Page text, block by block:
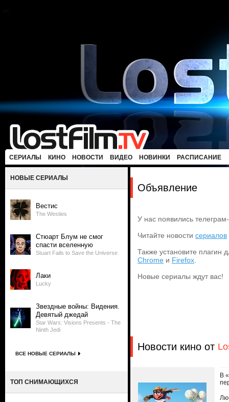
СЕРИАЛЫ КИНО НОВОСТИ ВИДЕО НОВИНКИ РАСПИСАНИЕ
НОВЫЕ СЕРИАЛЫ
Вестис
The Westies
Стюарт Блум не смог
спасти вселенную
Stuart Fails to Save the Universe
Лаки
Lucky
Звездные войны: Видения.
Девятый джедай
Star Wars: Visions Presents - The
Ninth Jedi
ВСЕ НОВЫЕ СЕРИАЛЫ
ТОП СНИМАЮЩИХСЯ
Объявление
У нас появились
Читайте новости сериалов
Также установите плагин
Chrome и Firefox
Новые сериалы ждут вас!
Новости кино от
В